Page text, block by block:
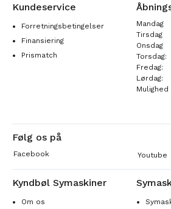
Kundeservice
Forretningsbetingelser
Finansiering
Prismatch
Mandag
Tirsdag
Onsdag
Torsdag:
Fredag:
Lørdag:
Følg os på
Facebook Youtube
Kyndbøl Symaskiner
Om os